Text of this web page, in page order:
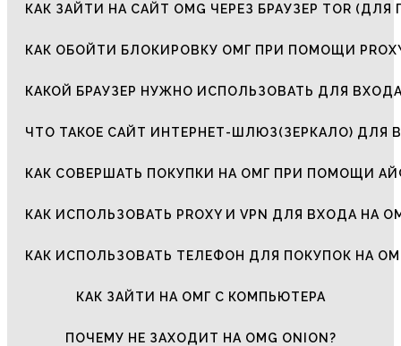
КАК ЗАЙТИ НА САЙТ OMG ЧЕРЕЗ БРАУЗЕР TOR (ДЛЯ
КАК ОБОЙТИ БЛОКИРОВКУ ОМГ ПРИ ПОМОЩИ
КАКОЙ БРАУЗЕР НУЖНО ИСПОЛЬЗОВАТЬ ДЛЯ
ЧТО ТАКОЕ САЙТ ИНТЕРНЕТ-ШЛЮЗ(ЗЕРКАЛО) ДЛЯ
КАК СОВЕРШАТЬ ПОКУПКИ НА ОМГ ПРИ ПОМОЩИ
КАК ИСПОЛЬЗОВАТЬ PROXY И VPN ДЛЯ ВХОДА НА
КАК ИСПОЛЬЗОВАТЬ ТЕЛЕФОН ДЛЯ ПОКУПОК НА
КАК ЗАЙТИ НА ОМГ С КОМПЬЮТЕРА
ПОЧЕМУ НЕ ЗАХОДИТ НА OMG ONION?